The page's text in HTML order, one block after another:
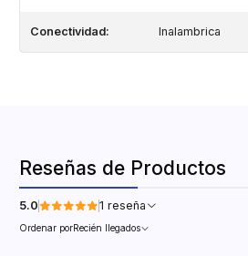
Conectividad: Inalambrica
Reseñas de Productos
5.0 1 reseña
Ordenar porRecién llegados